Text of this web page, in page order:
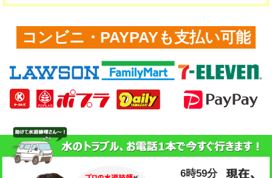
コンビニ・PAYPAYも支払い可能
6時59分